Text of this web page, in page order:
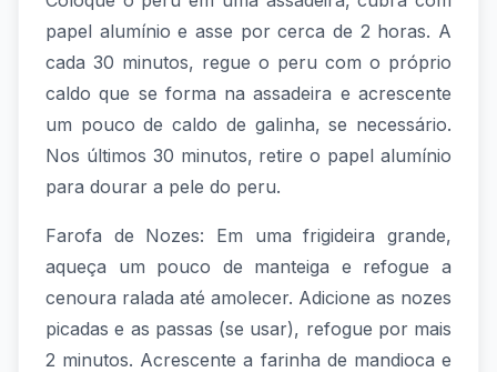
papel alumínio e asse por cerca de 2 horas. A
cada 30 minutos, regue o peru com o próprio
caldo que se forma na assadeira e acrescente
um pouco de caldo de galinha, se necessário.
Nos últimos 30 minutos, retire o papel alumínio
para dourar a pele do peru.
Farofa de Nozes: Em uma frigideira grande,
aqueça um pouco de manteiga e refogue a
cenoura ralada até amolecer. Adicione as nozes
picadas e as passas (se usar), refogue por mais
2 minutos. Acrescente a farinha de mandioca e